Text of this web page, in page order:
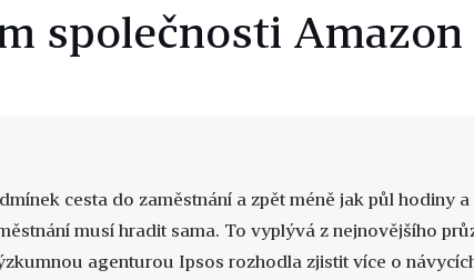
společnosti Amazon
cesta do zaměstnání a zpět méně jak půl hodiny
musí hradit sama. To vyplývá z nejnovějšího
agenturou Ipsos rozhodla zjistit více o